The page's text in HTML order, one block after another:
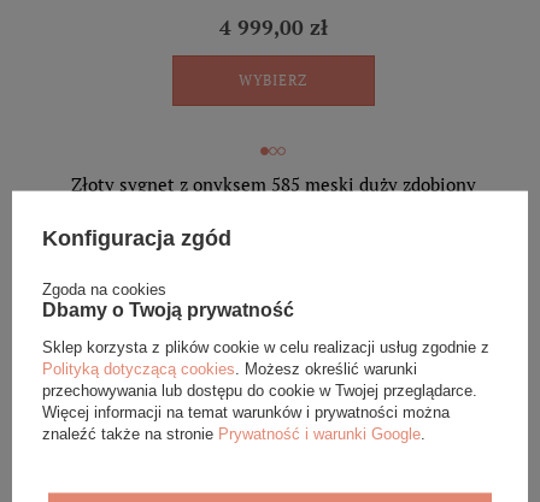
4 999,00 zł
WYBIERZ
Złoty sygnet z onyksem 585 męski duży zdobiony
7 199,00 zł
5.00/5 zobacz opinie
Złota bransoletka męska 585 blaszka czarne cyrkonie z
grawerem na czarnym sznurku 21 cm
Konfiguracja zgód
Zgoda na cookies
Dbamy o Twoją prywatność
Sklep korzysta z plików cookie w celu realizacji usług zgodnie z
Polityką dotyczącą cookies . Możesz określić warunki
przechowywania lub dostępu do cookie w Twojej przeglądarce.
Więcej informacji na temat warunków i prywatności można
znaleźć także na stronie Prywatność i warunki Google